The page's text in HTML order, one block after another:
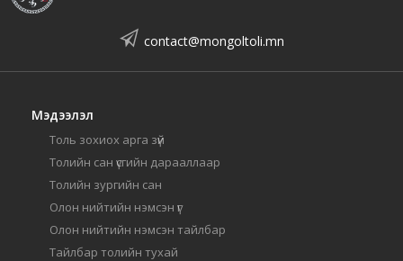
contact@mongoltoli.mn
Мэдээлэл
Толь зохиох арга зүй
Толийн сан үсгийн дарааллаар
Толийн зургийн сан
Олон нийтийн нэмсэн үг
Олон нийтийн нэмсэн тайлбар
Тайлбар толийн тухай